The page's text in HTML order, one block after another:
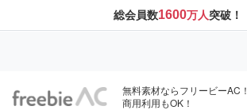
総会員数1600万人突破！
無料素材ならフリービーAC！
商用利用もOK！